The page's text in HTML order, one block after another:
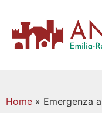
Home » Emergenza